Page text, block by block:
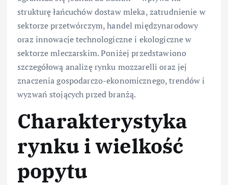
strukturę łańcuchów dostaw mleka, zatrudnienie w
sektorze przetwórczym, handel międzynarodowy
oraz innowacje technologiczne i ekologiczne w
sektorze mleczarskim. Poniżej przedstawiono
szczegółową analizę rynku mozzarelli oraz jej
znaczenia gospodarczo-ekonomicznego, trendów i
wyzwań stojących przed branżą.
Charakterystyka
rynku i wielkość
popytu